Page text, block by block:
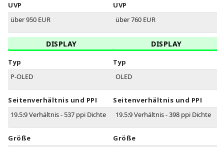
UVP
über 950 EUR
DISPLAY
Typ
P-OLED
Seitenverhältnis und PPI
19.5:9 Verhältnis - 537 ppi Dichte
Größe
UVP
über 760 EUR
DISPLAY
Typ
OLED
Seitenverhältnis und PPI
19.5:9 Verhältnis - 398 ppi Dichte
Größe